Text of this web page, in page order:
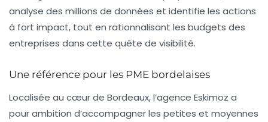
analyse des millions de données et identifie les actions
à fort impact, tout en rationnalisant les budgets des
entreprises dans cette quête de visibilité.
Une référence pour les PME bordelaises
Localisée au cœur de Bordeaux, l’agence Eskimoz a
pour ambition d’accompagner les petites et moyennes